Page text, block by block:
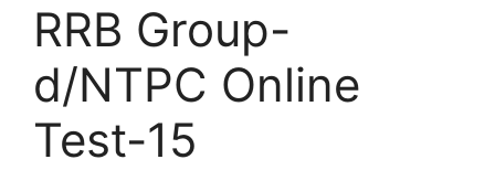
RRB Group-
d/NTPC Online
Test-15